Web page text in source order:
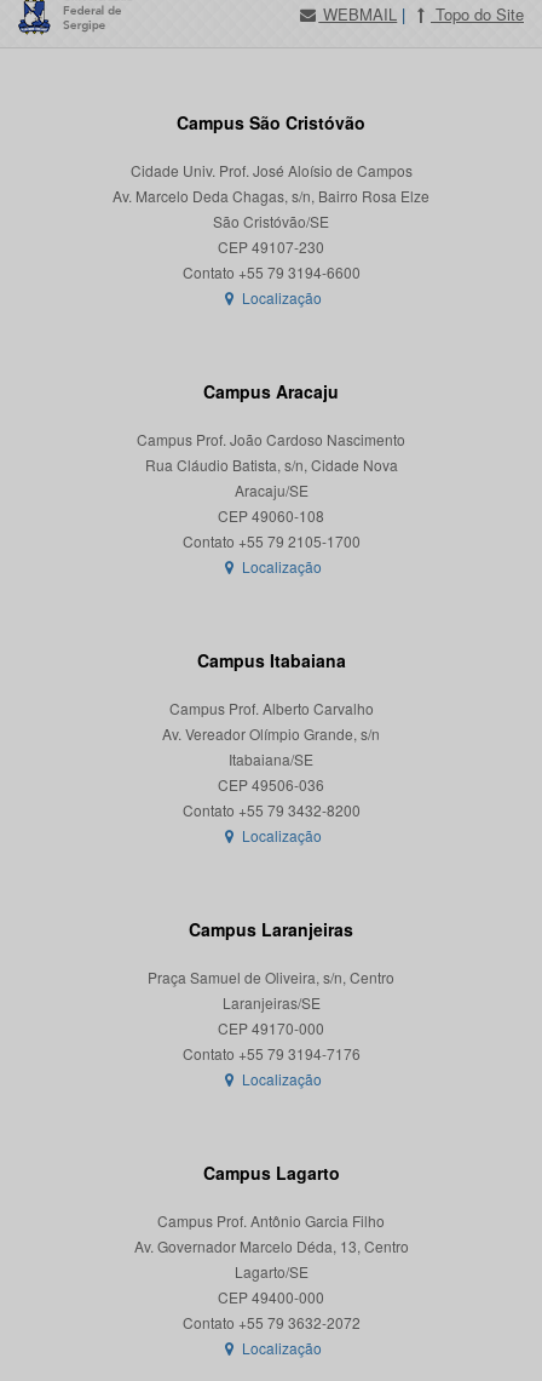
WEBMAIL | Topo do Site
Campus São Cristóvão
Cidade Univ. Prof. José Aloísio de Campos
Av. Marcelo Deda Chagas, s/n, Bairro Rosa Elze
São Cristóvão/SE
CEP 49107-230
Localização
Campus Aracaju
Campus Prof. João Cardoso Nascimento
Rua Cláudio Batista, s/n, Cidade Nova
Aracaju/SE
CEP 49060-108
Localização
Campus Itabaiana
Campus Prof. Alberto Carvalho
Av. Vereador Olímpio Grande, s/n
Itabaiana/SE
CEP 49506-036
Localização
Campus Laranjeiras
Praça Samuel de Oliveira, s/n, Centro
Laranjeiras/SE
CEP 49170-000
Localização
Campus Lagarto
Campus Prof. Antônio Garcia Filho
Av. Governador Marcelo Déda, 13, Centro
Lagarto/SE
CEP 49400-000
Localização